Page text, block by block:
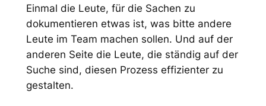
Einmal die Leute, für die Sachen zu
dokumentieren etwas ist, was bitte andere
Leute im Team machen sollen. Und auf der
anderen Seite die Leute, die ständig auf der
Suche sind, diesen Prozess effizienter zu
gestalten.